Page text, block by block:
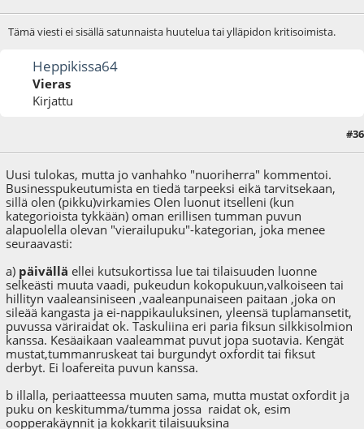
Tämä viesti ei sisällä satunnaista huutelua tai ylläpidon kritisoimista.
Heppikissa64
Vieras
Kirjattu
#36
Uusi tulokas, mutta jo vanhahko "nuoriherra" kommentoi.
Businesspukeutumista en tiedä tarpeeksi eikä tarvitsekaan,
sillä olen (pikku)virkamies Olen luonut itselleni (kun
kategorioista tykkään) oman erillisen tumman puvun
alapuolella olevan "vierailupuku"-kategorian, joka menee
seuraavasti:
a) päivällä ellei kutsukortissa lue tai tilaisuuden luonne
selkeästi muuta vaadi, pukeudun kokopukuun,valkoiseen tai
hillityn vaaleansiniseen ,vaaleanpunaiseen paitaan ,joka on
sileää kangasta ja ei-nappikauluksinen, yleensä tuplamansetit,
puvussa väriraidat ok. Taskuliina eri paria fiksun silkkisolmion
kanssa. Kesäaikaan vaaleammat puvut jopa suotavia. Kengät
mustat,tummanruskeat tai burgundyt oxfordit tai fiksut
derbyt. Ei loafereita puvun kanssa.
b illalla, periaatteessa muuten sama, mutta mustat oxfordit ja
puku on keskitumma/tumma jossa raidat ok, esim
oopperakäynnit ja kokkarit tilaisuuksina